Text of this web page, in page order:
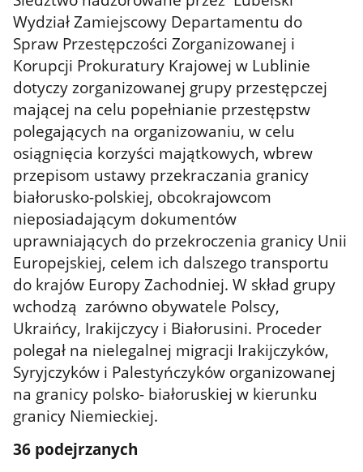
Wydział Zamiejscowy Departamentu do
Spraw Przestępczości Zorganizowanej i
Korupcji Prokuratury Krajowej w Lublinie
dotyczy zorganizowanej grupy przestępczej
mającej na celu popełnianie przestępstw
polegających na organizowaniu, w celu
osiągnięcia korzyści majątkowych, wbrew
przepisom ustawy przekraczania granicy
białorusko-polskiej, obcokrajowcom
nieposiadającym dokumentów
uprawniających do przekroczenia granicy Unii
Europejskiej, celem ich dalszego transportu
do krajów Europy Zachodniej. W skład grupy
wchodzą zarówno obywatele Polscy,
Ukraińcy, Irakijczycy i Białorusini. Proceder
polegał na nielegalnej migracji Irakijczyków,
Syryjczyków i Palestyńczyków organizowanej
na granicy polsko- białoruskiej w kierunku
granicy Niemieckiej.
36 podejrzanych